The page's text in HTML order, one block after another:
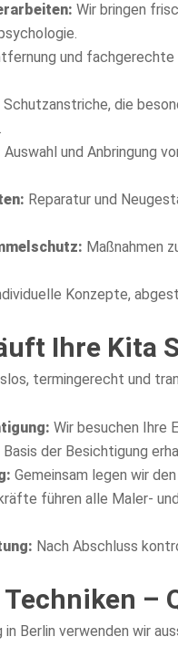
Wir bringen
und
Schutzanstriche, die
Auswahl und Anbringung
Reparatur und
Maßnahmen
Konzepte,
Ihre Kita
termingerecht und
Wir besuchen Ihre
der Besichtigung
Gemeinsam legen wir
führen alle Maler-
Nach Abschluss
in Berlin verwenden wir